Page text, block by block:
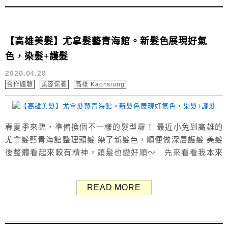
【高雄美髮】尤拿髮藝青海館。新髮色展現好氣
色，染髮+護髮
2020.04.29
合作體驗 美容保養 高雄 Kaohsiung
春夏季來臨，準備換個不一樣的髮型囉！ 最近小兔到高雄的
尤拿髮藝青海館整理頭髮 染了新髮色，順便做深層護髮 美髮
後整體看起來較有精神，頭髮也變好順～ 先來看看我本來
確實是該整理一下了 為防止新冠肺炎(武漢肺炎)擴散 尤拿
READ MORE